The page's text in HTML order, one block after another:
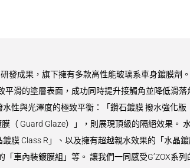
發成果，旗下擁有多款高性能玻璃系車身鍍膜劑
滑的塗層表面，成功同時提升接觸角並降低滑落
性與光澤度的極致平衡：「鑽石鍍膜 撥水強化版
（ Guard Glaze）」，則展現頂級的隔絕效果。
膜 Class R」、以及擁有超越親水效果的「水晶
車內裝鍍膜組」等。 讓我們一同感受G’ZOX系列